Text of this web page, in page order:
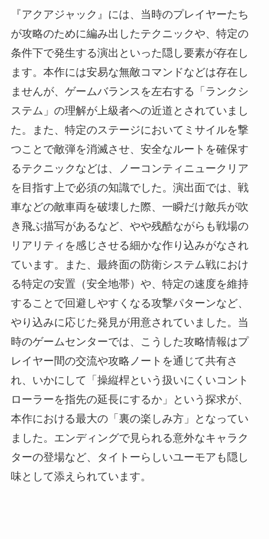
『アクアジャック』には、当時のプレイヤーたち
が攻略のために編み出したテクニックや、特定の
条件下で発生する演出といった隠し要素が存在し
ます。本作には安易な無敵コマンドなどは存在し
ませんが、ゲームバランスを左右する「ランクシ
ステム」の理解が上級者への近道とされていまし
た。また、特定のステージにおいてミサイルを撃
つことで敵弾を消滅させ、安全なルートを確保す
るテクニックなどは、ノーコンティニュークリア
を目指す上で必須の知識でした。演出面では、戦
車などの敵車両を破壊した際、一瞬だけ敵兵が吹
き飛ぶ描写があるなど、やや残酷ながらも戦場の
リアリティを感じさせる細かな作り込みがなされ
ています。また、最終面の防衛システム戦におけ
る特定の安置（安全地帯）や、特定の速度を維持
することで回避しやすくなる攻撃パターンなど、
やり込みに応じた発見が用意されていました。当
時のゲームセンターでは、こうした攻略情報はプ
レイヤー間の交流や攻略ノートを通じて共有さ
れ、いかにして「操縦桿という扱いにくいコント
ローラーを指先の延長にするか」という探求が、
本作における最大の「裏の楽しみ方」となってい
ました。エンディングで見られる意外なキャラク
ターの登場など、タイトーらしいユーモアも隠し
味として添えられています。